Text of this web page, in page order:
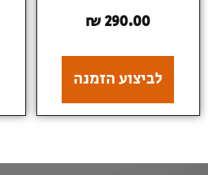
₪290.00
לביצוע הזמנה